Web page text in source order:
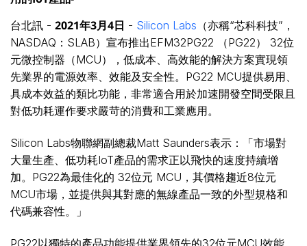
台北訊 - 2021年3月4日 - Silicon Labs （亦稱“芯科科技”，
NASDAQ：SLAB）宣布推出EFM32PG22 （PG22） 32位
元微控制器（MCU），低成本、高效能的解決方案實現領
先業界的電源效率、效能及安全性。PG22 MCU提供易用、
具成本效益的類比功能，非常適合用於加速開發空間受限且
對低功耗運作要求嚴苛的消費和工業應用。
Silicon Labs物聯網副總裁Matt Saunders表示：「市場對
大量生產、低功耗IoT產品的需求正以飛快的速度持續增
加。PG22為最佳化的 32位元 MCU，其價格趨近8位元
MCU市場，並提供與其對應的無線產品一致的外型規格和
代碼兼容性。」
PG22以獨特的產品功能提供業界領先的32位元MCU效能，